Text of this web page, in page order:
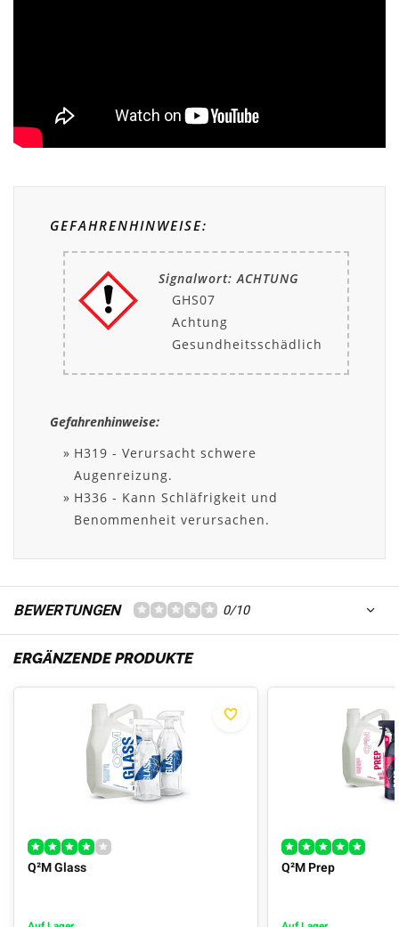
GEFAHRENHINWEISE:
Signalwort: ACHTUNG
GHS07
Achtung
Gesundheitsschädlich
Gefahrenhinweise:
H319 - Verursacht schwere
Augenreizung.
H336 - Kann Schläfrigkeit und
Benommenheit verursachen.
BEWERTUNGEN 0/10
ERGÄNZENDE PRODUKTE
Q²M Glass Q²M Prep